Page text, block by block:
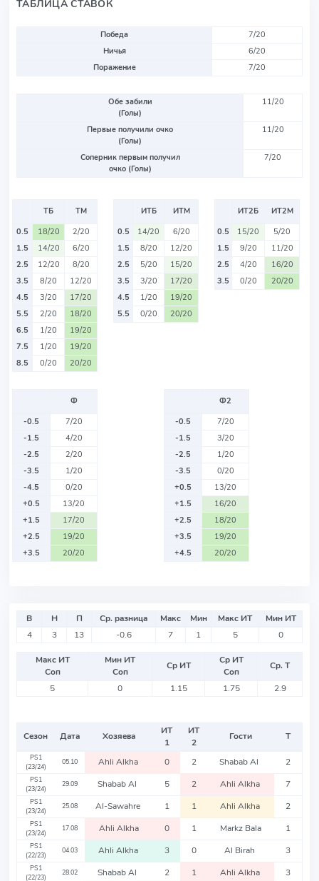
ТАБЛИЦА СТАВОК
Победа
7/20
Ничья
6/20
Поражение
7/20
Обе забили
(Голы)
11/20
Первые получили очко
(Голы)
11/20
Соперник первым получил
очко (Голы)
7/20
ТБ
ТМ
0.5
18/20
2/20
1.5
14/20
6/20
2.5
12/20
8/20
3.5
8/20
12/20
4.5
3/20
17/20
5.5
2/20
18/20
6.5
1/20
19/20
7.5
1/20
19/20
8.5
0/20 20/20
ИТБ
ИТМ
0.5
14/20
6/20
1.5
8/20
12/20
2.5
5/20
15/20
3.5
3/20
17/20
4.5
1/20
19/20
5.5
0/20 20/20
ИТ2Б
ИТ2М
0.5
15/20
5/20
1.5
9/20
11/20
2.5
4/20
16/20
3.5
0/20 20/20
Ф
-0.5
7/20
-1.5
4/20
-2.5
2/20
-3.5
1/20
-4.5
0/20
+0.5
13/20
+1.5
17/20
+2.5
19/20
+3.5
20/20
Ф2
-0.5
7/20
-1.5
3/20
-2.5
1/20
-3.5
0/20
+0.5
13/20
+1.5
16/20
+2.5
18/20
+3.5
19/20
+4.5
20/20
В Н П Ср. разница Макс Мин Макс ИТ
Мин ИТ
4
3 13 -0.6 7 1 5 0
Макс ИТ
Соп
Мин ИТ
Соп
Ср ИТ
Ср ИТ
Соп
Ср. Т
5
0 1.15 1.75 2.9
Сезон Дата Хозяева
ИТ
1
ИТ
2
Гости Т
PS1
(23/24)
05.10 Ahli Alkha 0 2 Shabab Al 2
PS1
(23/24)
29.09 Shabab Al 5 2 Ahli Alkha 7
PS1
(23/24)
25.08 Al-Sawahre 1 1 Ahli Alkha 2
PS1
(23/24)
17.08 Ahli Alkha 0 1 Markz Bala 1
PS1
(22/23)
04.03 Ahli Alkha 3 0 Al Birah 3
PS1
(22/23)
28.02 Shabab Al 2 1 Ahli Alkha 3